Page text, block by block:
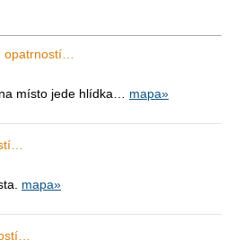
opatrností…
místo jede hlídka… mapa»
mapa»